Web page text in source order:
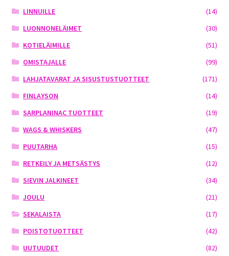
LINNUILLE
(14)
LUONNONELÄIMET
(30)
KOTIELÄIMILLE
(51)
OMISTAJALLE
(99)
LAHJATAVARAT JA SISUSTUSTUOTTEET
(171)
FINLAYSON
(14)
SARPLANINAC TUOTTEET
(19)
WAGS & WHISKERS
(47)
PUUTARHA
(15)
RETKEILY JA METSÄSTYS
(12)
SIEVIN JALKINEET
(34)
JOULU
(21)
SEKALAISTA
(17)
POISTOTUOTTEET
(42)
UUTUUDET
(82)